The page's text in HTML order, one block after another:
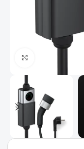
Kattints a